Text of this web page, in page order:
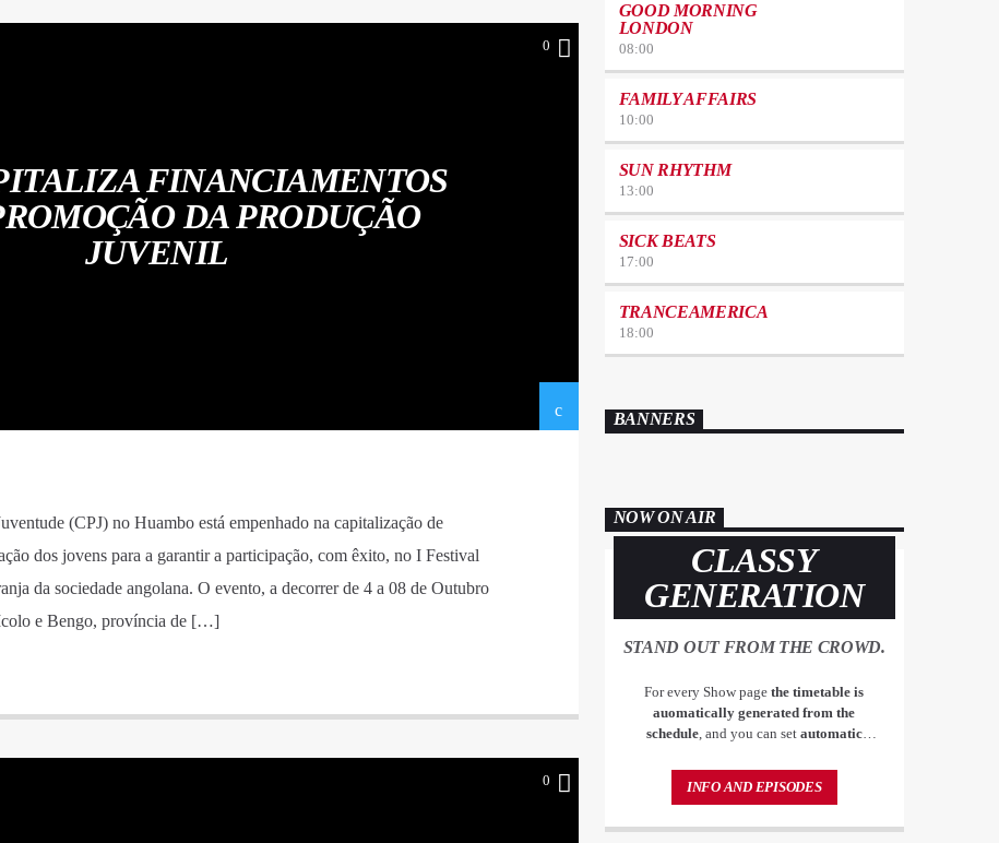
0
FINANCIAMENTOS
DA PRODUÇÃO
JUVENIL
(CPJ) no Huambo está empenhado na capitalização de
dos jovens para a garantir a participação, com êxito, no I Festival
da sociedade angolana. O evento, a decorrer de 4 a 08 de Outubro
e Bengo, província de […]
0
GOOD MORNING
LONDON
08:00
FAMILY AFFAIRS
10:00
SUN RHYTHM
13:00
SICK BEATS
17:00
TRANCEAMERICA
18:00
BANNERS
NOW ON AIR
CLASSY
GENERATION
STAND OUT FROM THE CROWD.
For every Show page the timetable is
auomatically generated from the
schedule, and you can set automatic
by simply choosing a category. Curabitur
id lacus felis. Sed justo mauris, auctor eget
eu congue nulla, et tincidunt justo.
INFO AND EPISODES